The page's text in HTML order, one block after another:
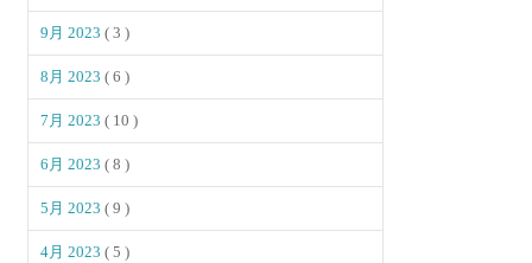
9月 2023( 3 )
8月 2023( 6 )
7月 2023( 10 )
6月 2023( 8 )
5月 2023( 9 )
4月 2023( 5 )